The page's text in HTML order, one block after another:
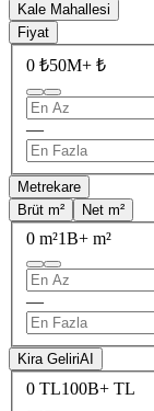
Kale Mahallesi
Fiyat
0 ₺50M+ ₺
—
Metrekare
Brüt m²
Net m²
0 m²1B+ m²
—
Kira GeliriAI
0 TL100B+ TL